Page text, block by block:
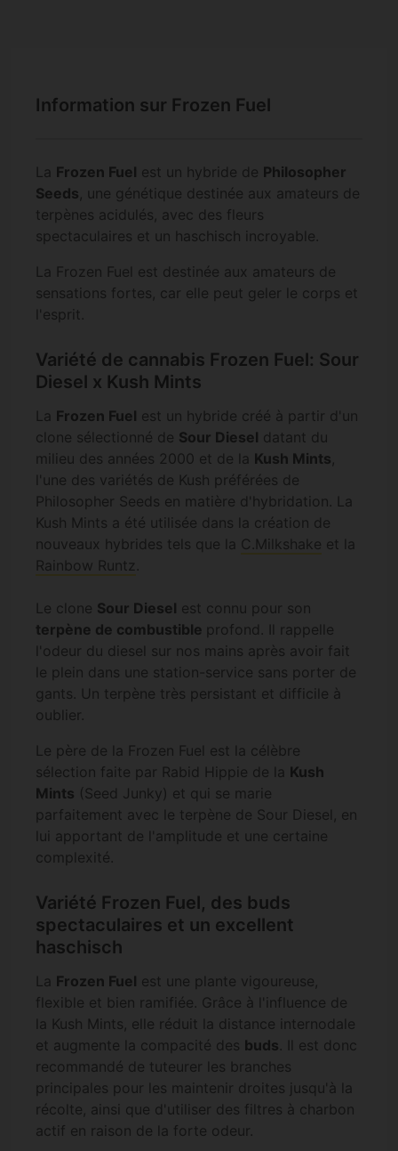
Information sur Frozen Fuel
La Frozen Fuel est un hybride de Philosopher
Seeds, une génétique destinée aux amateurs de
terpènes acidulés, avec des fleurs
spectaculaires et un haschisch incroyable.
La Frozen Fuel est destinée aux amateurs de
sensations fortes, car elle peut geler le corps et
l'esprit.
Variété de cannabis Frozen Fuel: Sour
Diesel x Kush Mints
La Frozen Fuel est un hybride créé à partir d'un
clone sélectionné de Sour Diesel datant du
milieu des années 2000 et de la Kush Mints,
l'une des variétés de Kush préférées de
Philosopher Seeds en matière d'hybridation. La
Kush Mints a été utilisée dans la création de
nouveaux hybrides tels que la C.Milkshake et la
Rainbow Runtz .
Le clone Sour Diesel est connu pour son
terpène de combustible profond. Il rappelle
l'odeur du diesel sur nos mains après avoir fait
le plein dans une station-service sans porter de
gants. Un terpène très persistant et difficile à
oublier.
Le père de la Frozen Fuel est la célèbre
sélection faite par Rabid Hippie de la Kush
Mints (Seed Junky) et qui se marie
parfaitement avec le terpène de Sour Diesel, en
lui apportant de l'amplitude et une certaine
complexité.
Variété Frozen Fuel, des buds
spectaculaires et un excellent
haschisch
La Frozen Fuel est une plante vigoureuse,
flexible et bien ramifiée. Grâce à l'influence de
la Kush Mints, elle réduit la distance internodale
et augmente la compacité des buds. Il est donc
recommandé de tuteurer les branches
principales pour les maintenir droites jusqu'à la
récolte, ainsi que d'utiliser des filtres à charbon
actif en raison de la forte odeur.